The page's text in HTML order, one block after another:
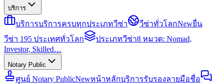
บริการ
บริการบริการครบทุกประเภทวีซ่า วีซ่าทั่วโลกNewยื่น
วีซ่า 195 ประเทศทั่วโลก
ประเภทวีซ่า8 หมวด: Nomad,
Investor, Skilled…
Notary Public
ศูนย์ Notary PublicNewหน้าหลักบริการรับรองลายมือชื่อ